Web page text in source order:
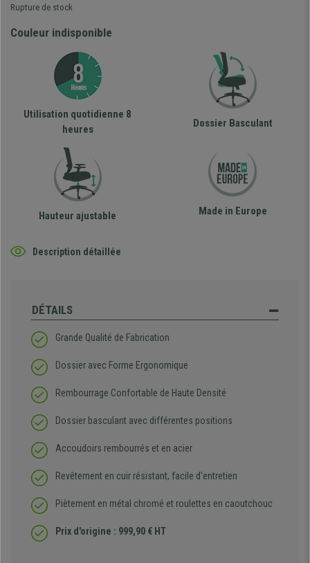
Rupture de stock
Couleur indisponible
Utilisation quotidienne 8
heures
Dossier Basculant
Hauteur ajustable Made in Europe
Description détaillée
DÉTAILS
Grande Qualité de Fabrication
Dossier avec Forme Ergonomique
Rembourrage Confortable de Haute Densité
Dossier basculant avec différentes positions
Accoudoirs rembourrés et en acier
Revêtement en cuir résistant, facile d'entretien
Piètement en métal chromé et roulettes en caoutchouc
Prix d'origine : 999,90 € HT